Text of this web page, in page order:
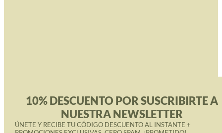
10% DESCUENTO POR SUSCRIBIRTE A
NUESTRA NEWSLETTER
ÚNETE Y RECIBE TU CÓDIGO DESCUENTO AL INSTANTE +